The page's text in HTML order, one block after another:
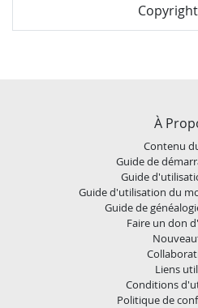
À
Contenu
Guide de
Guide
Guide d'utilisation du
Guide de
Faire un don
Liens
Conditions
Politique de